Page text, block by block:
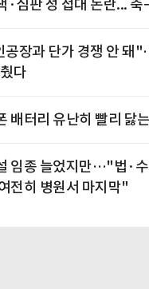
·심판 성 접대 논란...
공장과 단가 경쟁 안 돼
다
배터리 유난히 빨리 닳
임종 늘었지만…"법·
전히 병원서 마지막"